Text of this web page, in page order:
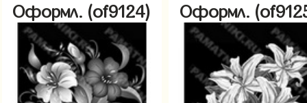
Оформл. (of9124) Оформл.